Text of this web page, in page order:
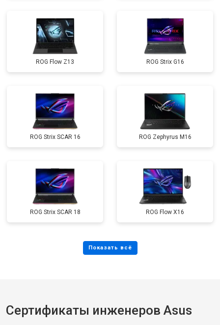
ROG Flow Z13 ROG Strix G16
ROG Strix SCAR 16 ROG Zephyrus M16
ROG Strix SCAR 18 ROG Flow X16
Сертификаты инженеров Asus